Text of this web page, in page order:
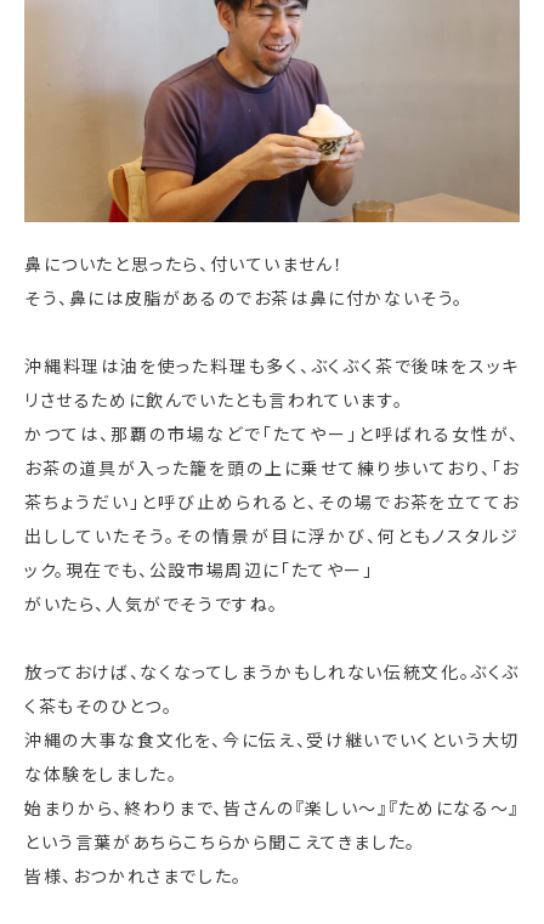
鼻についたと思ったら、付いていません！
そう、鼻には皮脂があるのでお茶は鼻に付かないそう。
沖縄料理は油を使った料理も多く、ぶくぶく茶で後味をスッキ
リさせるために飲んでいたとも言われています。
かつては、那覇の市場などで「たてやー」と呼ばれる女性が、
お茶の道具が入った籠を頭の上に乗せて練り歩いており、「お
茶ちょうだい」と呼び止められると、その場でお茶を立ててお
出ししていたそう。その情景が目に浮かび、何ともノスタルジ
ック。現在でも、公設市場周辺に「たてやー」
がいたら、人気がでそうですね。
放っておけば、なくなってしまうかもしれない伝統文化。ぶくぶ
く茶もそのひとつ。
沖縄の大事な食文化を、今に伝え、受け継いでいくという大切
な体験をしました。
始まりから、終わりまで、皆さんの『楽しい～』『ためになる～』
という言葉があちらこちらから聞こえてきました。
皆様、おつかれさまでした。